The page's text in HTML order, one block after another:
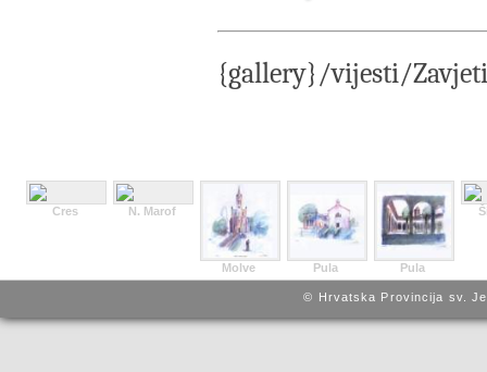
{gallery}/vijesti/
Cres N. Marof
Molve Pula Pula
© Hrvatska Provincija sv.